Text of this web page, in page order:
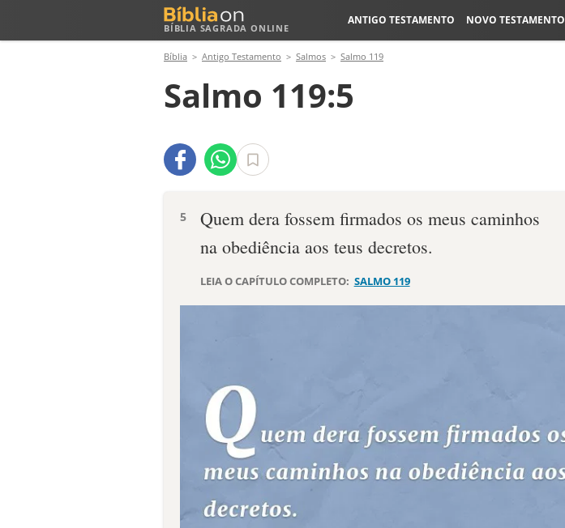
BÍBLIA SAGRADA ONLINE
ANTIGO TESTAMENTO NOVO TESTAMENTO
Bíblia Antigo Testamento Salmos Salmo 119
Salmo 119:5
5
Quem dera fossem firmados os meus caminhos
na obediência aos teus decretos.
LEIA O CAPÍTULO COMPLETO: SALMO 119